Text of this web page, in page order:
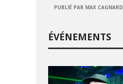
PUBLIÉ PAR MAX CAGNARD
ÉVÉNEMENTS